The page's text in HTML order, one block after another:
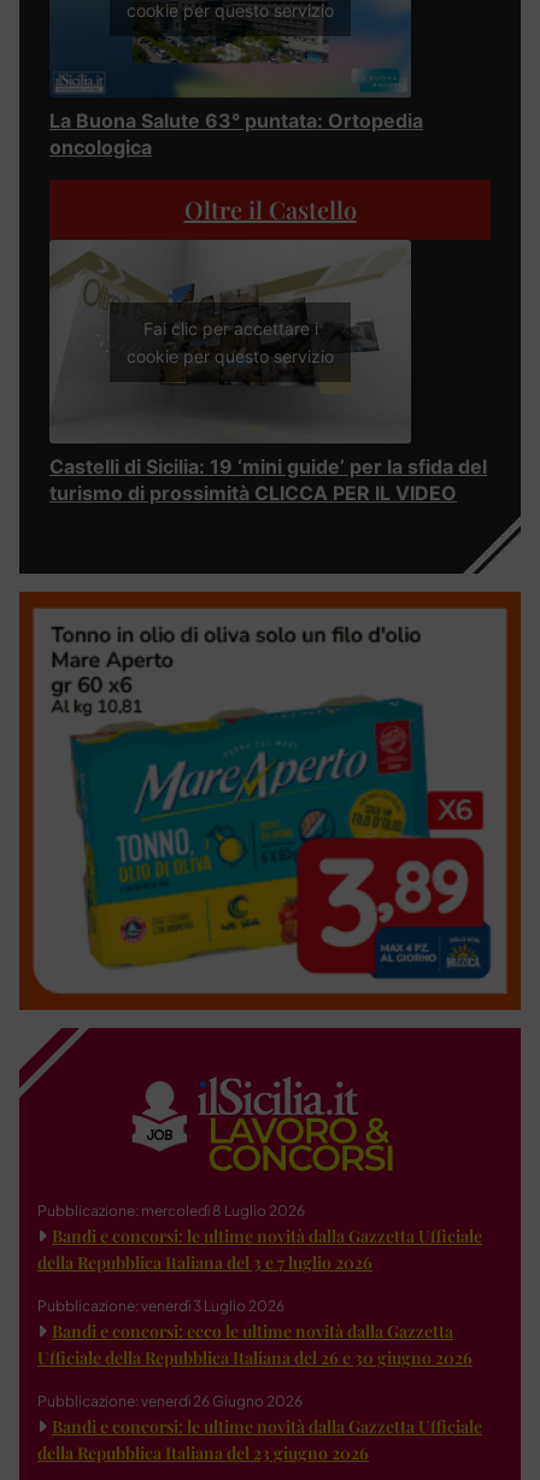
cookie per questo servizio
La Buona Salute 63° puntata: Ortopedia
oncologica
Oltre il Castello
Fai clic per accettare i
cookie per questo servizio
Castelli di Sicilia: 19 ‘mini guide’ per la sfida del
turismo di prossimità CLICCA PER IL VIDEO
Pubblicazione: mercoledì 8 Luglio 2026
Bandi e concorsi: le ultime novità dalla Gazzetta Ufficiale
della Repubblica Italiana del 3 e 7 luglio 2026
Pubblicazione: venerdì 3 Luglio 2026
Bandi e concorsi: ecco le ultime novità dalla Gazzetta
Ufficiale della Repubblica Italiana del 26 e 30 giugno 2026
Pubblicazione: venerdì 26 Giugno 2026
Bandi e concorsi: le ultime novità dalla Gazzetta Ufficiale
della Repubblica Italiana del 23 giugno 2026